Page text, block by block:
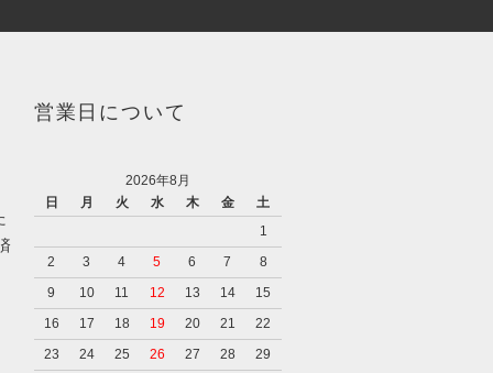
営業日について
2026年8月
日
月 火 水 木 金
土
1
2
3 4 5 6 7
8
9
10 11 12 13 14
15
16
17 18 19 20 21
22
23
24 25 26 27 28
29